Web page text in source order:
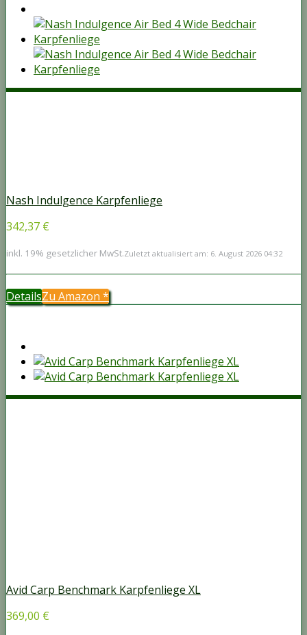
Nash Indulgence Karpfenliege
342,37 €
inkl. 19% gesetzlicher MwSt.Zuletzt aktualisiert am: 6. August 2026 04:32
DetailsZu Amazon *
Avid Carp Benchmark Karpfenliege XL
369,00 €